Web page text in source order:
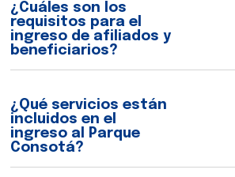
¿Cuáles son los
requisitos para el
ingreso de afiliados y
beneficiarios?
¿Qué servicios están
incluidos en el
ingreso al Parque
Consotá?